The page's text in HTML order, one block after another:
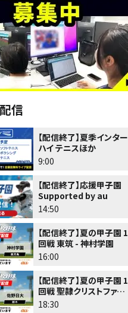
信
【配信終了】夏季インター
ハイ テニスほか
9:00
【配信終了】応援甲子園
Supported by au
14:50
【配信終了】夏の甲子園 1
回戦 東筑 - 神村学園
16:00
【配信終了】夏の甲子園 1
回戦 聖隷クリストファー -
佐野日大
18:30